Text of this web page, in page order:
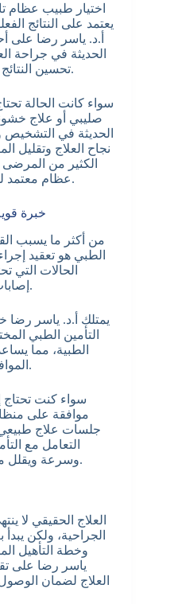
اختيار طبيب عظام
يعتمد على النتائج
أ.د. ياسر رضا على
الحديثة في جراحة
تحسين النتائج وتقليل فترة التعافي بعد الجراحة.
سواء كانت الحالة
صليبي أو علاج
الحديثة في
نجاح العلاج وتقليل
الكثير من
عظام معتمد لدى تأمين الأهلي للخدمات الطبية.
خبرة
من أكثر ما يسبب
الطبي هو تعقيد
الحالات التي
إصابات الملاعب، أو العمليات الجراحية.
يمتلك أ.د. ياسر رضا
التأمين الطبي
الطبية، مما
الموافقات الطبية وتقليل وقت الانتظار.
سواء كنت تحتاج
موافقة على
جلسات علاج
التعامل مع
وسرعة ويقلل من الضغوط الإدارية على المريض.
العلاج الحقيقي لا
الجراحية، ولكن
وخطة التأهيل
ياسر رضا على
العلاج لضمان